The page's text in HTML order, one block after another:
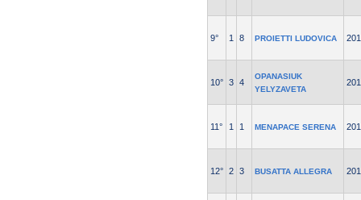
9° 1 8 PROIETTI LUDOVICA
10° 3 4
OPANASIUK
YELYZAVETA
11° 1 1 MENAPACE SERENA
12° 2 3 BUSATTA ALLEGRA